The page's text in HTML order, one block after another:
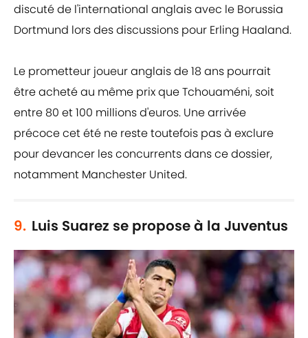
discuté de l'international anglais avec le Borussia
Dortmund lors des discussions pour Erling Haaland.
Le prometteur joueur anglais de 18 ans pourrait
être acheté au même prix que Tchouaméni, soit
entre 80 et 100 millions d'euros. Une arrivée
précoce cet été ne reste toutefois pas à exclure
pour devancer les concurrents dans ce dossier,
notamment Manchester United.
9. Luis Suarez se propose à la Juventus